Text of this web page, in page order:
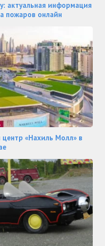
актуальная информация
пожаров онлайн
«Нахиль Молл» в